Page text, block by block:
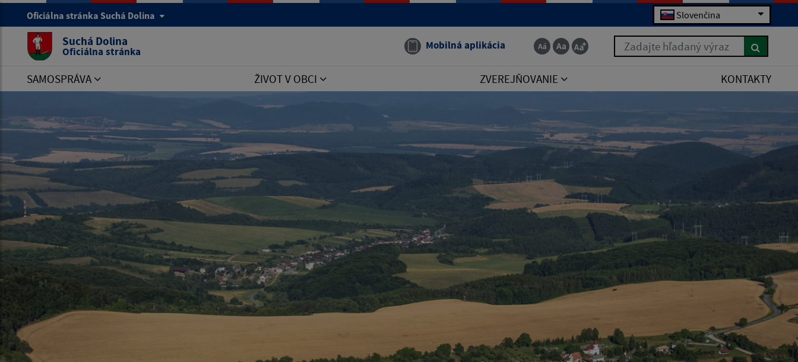
Oficiálna stránka Suchá Dolina Slovenčina
Suchá Dolina
Oficiálna stránka Mobilná aplikácia Zadajte hľadaný výraz
SAMOSPRÁVA ŽIVOT V OBCI ZVEREJŇOVANIE KONTAKTY